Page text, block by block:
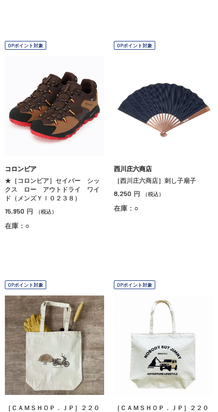
OPポイント対象
コロンビア
★［コロンビア］セイバー シッ
クス ロー アウトドライ ワイ
ド（メンズＹＩ０２３８）
15,950 円 （税込）
在庫：○
OPポイント対象
西川庄六商店
［西川庄六商店］刺し子扇子
8,250 円 （税込）
在庫：○
OPポイント対象
［ＣＡＭＳＨＯＰ．ＪＰ］２２０
OPポイント対象
［ＣＡＭＳＨＯＰ．ＪＰ］２２０